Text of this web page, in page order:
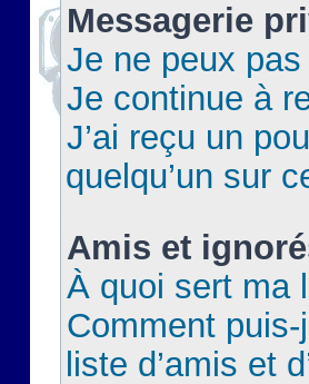
Messagerie
Je ne peux
Je continue à
J’ai reçu un
quelqu’un sur
Amis et
À quoi sert ma
Comment
liste d’amis et